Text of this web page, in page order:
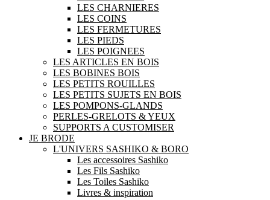
LES CHARNIERES
LES COINS
LES FERMETURES
LES PIEDS
LES POIGNEES
LES ARTICLES EN BOIS
LES BOBINES BOIS
LES PETITS ROUILLES
LES PETITS SUJETS EN BOIS
LES POMPONS-GLANDS
PERLES-GRELOTS & YEUX
SUPPORTS A CUSTOMISER
JE BRODE
L'UNIVERS SASHIKO & BORO
Les accessoires Sashiko
Les Fils Sashiko
Les Toiles Sashiko
Livres & inspiration